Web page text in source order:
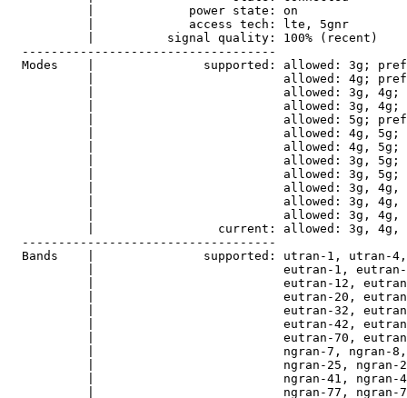
           |             power state: on
           |             access tech: lte, 5gnr
           |          signal quality: 100% (recent)
  -----------------------------------
Modes    |               supported: allowed: 3g;
|                          allowed: 4g;
|                          allowed: 3g, 4g;
|                          allowed: 3g, 4g;
|                          allowed: 5g;
|                          allowed: 4g, 5g;
|                          allowed: 4g, 5g;
|                          allowed: 3g, 5g;
|                          allowed: 3g, 5g;
|                          allowed: 3g, 4g,
|                          allowed: 3g, 4g,
|                          allowed: 3g, 4g,
|                 current: allowed: 3g, 4g,
  -----------------------------------
Bands    |               supported: utran-1, utran-
|                          eutran-1,
|                          eutran-12,
|                          eutran-20,
|                          eutran-32,
|                          eutran-42,
|                          eutran-70,
|                          ngran-7,
|                          ngran-25,
|                          ngran-41,
|                          ngran-77,